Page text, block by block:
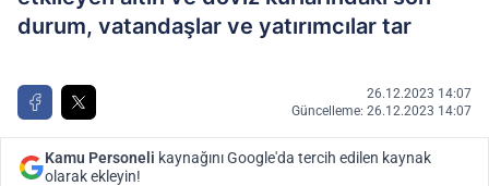
durum, vatandaşlar ve yatırımcılar tar
26.12.2023 14:07
Güncelleme: 26.12.2023 14:07
Kamu Personeli kaynağını Google'da tercih edilen kaynak
olarak ekleyin!